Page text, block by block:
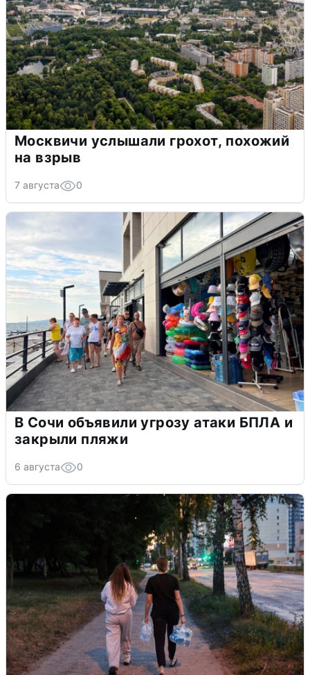
Москвичи услышали грохот, похожий
на взрыв
7 августа 0
В Сочи объявили угрозу атаки БПЛА и
закрыли пляжи
6 августа 0